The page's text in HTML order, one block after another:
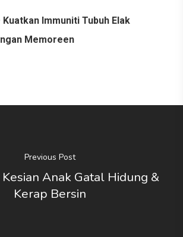
Kuatkan Immuniti Tubuh Elak
Memoreen
Previous Post
Anak Gatal Hidung &
Kerap Bersin